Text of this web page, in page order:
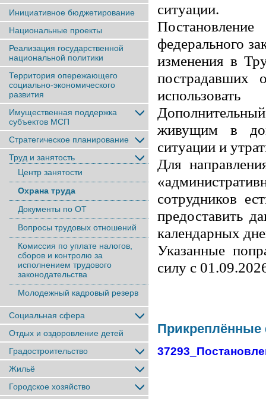
Инициативное бюджетирование
Национальные проекты
Реализация государственной
национальной политики
Территория опережающего
социально-экономического
развития
Имущественная поддержка
субъектов МСП
Стратегическое планирование
Труд и занятость
Центр занятости
Охрана труда
Документы по ОТ
Вопросы трудовых отношений
Комиссия по уплате налогов,
сборов и контролю за
исполнением трудового
законодательства
Молодежный кадровый резерв
Социальная сфера
Отдых и оздоровление детей
Градостроительство
Жильё
Городское хозяйство
ситуации.
федерального
изменения в
пострадавших
живущим в
ситуации и
Для
сотрудников
предоставить
календарных
Указанные
силу с